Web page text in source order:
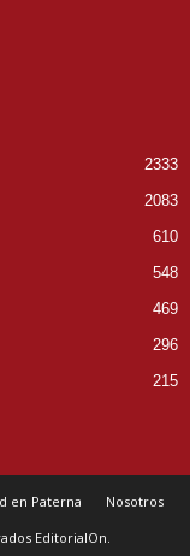
2333
2083
610
548
469
296
215
en Paterna
Nosotros
EditorialOn.